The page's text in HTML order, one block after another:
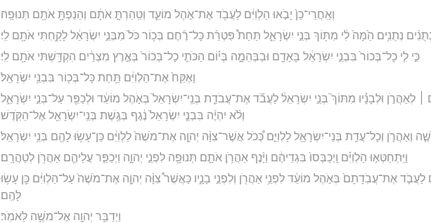
וְאַֽחֲרֵי־כֵן֙ יָבֹ֣אוּ הַלְוִיִּ֔ם לַעֲבֹ֖ד אֶת־אֹ֣הֶל מוֹעֵ֑ד וְטִֽהַרְתָּ֣ אֹתָ֔ם וְהֵנַפְתָּ֥ אֹתָ֖ם תְּנוּפָֽה׃
נְתֻנִ֥ים הֵ֙מָּה֙ לִ֔י מִתּ֖וֹךְ בְּנֵ֣י יִשְׂרָאֵ֑ל תַּחַת֩ פִּטְרַ֨ת כָּל־רֶ֜חֶם בְּכ֥וֹר כֹּל֙ מִבְּנֵ֣י יִשְׂרָאֵ֔ל לָקַ֥חְתִּי אֹתָ֖ם לִֽי׃
כִּ֣י לִ֤י כָל־בְּכוֹר֙ בִּבְנֵ֣י יִשְׂרָאֵ֔ל בָּאָדָ֖ם וּבַבְּהֵמָ֑ה בְּי֗וֹם הַכֹּתִ֤י כָל־בְּכוֹר֙ בְּאֶ֣רֶץ מִצְרַ֔יִם הִקְדַּ֥שְׁתִּי אֹתָ֖ם לִֽי׃
וָאֶקַּח֙ אֶת־הַלְוִיִּ֔ם תַּ֥חַת כָּל־בְּכ֖וֹר בִּבְנֵ֥י יִשְׂרָאֵֽל׃
׀ לְאַהֲרֹ֣ן וּלְבָנָ֗יו מִתּוֹךְ֮ בְּנֵ֣י יִשְׂרָאֵל֒ לַעֲבֹ֞ד אֶת־עֲבֹדַ֤ת בְּנֵֽי־יִשְׂרָאֵל֙ בְּאֹ֣הֶל מוֹעֵ֔ד וּלְכַפֵּ֖ר עַל־בְּנֵ֣י יִשְׂרָאֵ֑ל
וְלֹ֨א יִהְיֶ֜ה בִּבְנֵ֤י יִשְׂרָאֵל֙ נֶ֔גֶף בְּגֶ֥שֶׁת בְּנֵֽי־יִשְׂרָאֵ֖ל אֶל־הַקֹּֽדֶשׁ׃
וְאַהֲרֹ֛ן וְכָל־עֲדַ֥ת בְּנֵי־יִשְׂרָאֵ֖ל לַלְוִיִּ֑ם כְּ֠כֹל אֲשֶׁר־צִוָּ֨ה יְהוָ֤ה אֶת־מֹשֶׁה֙ לַלְוִיִּ֔ם כֵּן־עָשׂ֥וּ לָהֶ֖ם בְּנֵ֥י יִשְׂרָאֵֽל׃
וַיִּֽתְחַטְּא֣וּ הַלְוִיִּ֗ם וַֽיְכַבְּסוּ֙ בִּגְדֵיהֶ֔ם וַיָּ֨נֶף אַהֲרֹ֥ן אֹתָ֛ם תְּנוּפָ֖ה לִפְנֵ֣י יְהוָ֑ה וַיְכַפֵּ֧ר עֲלֵיהֶ֛ם אַהֲרֹ֖ן לְטַהֲרָֽם׃
לַעֲבֹ֤ד אֶת־עֲבֹֽדָתָם֙ בְּאֹ֣הֶל מוֹעֵ֔ד לִפְנֵ֥י אַהֲרֹ֖ן וְלִפְנֵ֣י בָנָ֑יו כַּאֲשֶׁר֩ צִוָּ֨ה יְהוָ֤ה אֶת־מֹשֶׁה֙ עַל־הַלְוִיִּ֔ם כֵּ֖ן עָשׂ֥וּ
לָהֶֽם׃
וַיְדַבֵּ֥ר יְהוָ֖ה אֶל־מֹשֶׁ֥ה לֵּאמֹֽר׃